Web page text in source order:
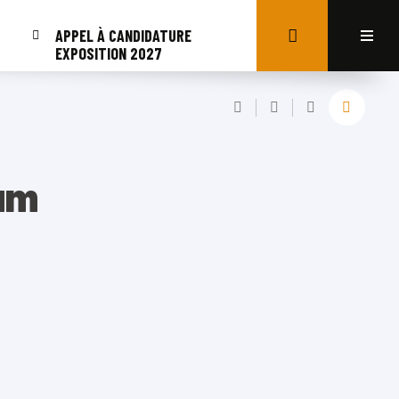
APPEL À CANDIDATURE
EXPOSITION 2027